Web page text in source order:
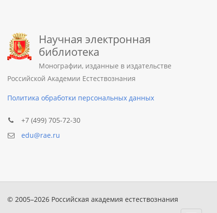
Научная электронная
библиотека
Монографии, изданные в издательстве
Российской Академии Естествознания
Политика обработки персональных данных
+7 (499) 705-72-30
edu@rae.ru
© 2005–2026 Российская академия естествознания